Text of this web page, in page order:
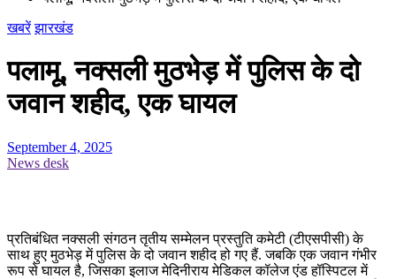
खबरें झारखंड
पलामू, नक्सली मुठभेड़ में पुलिस के दो
जवान शहीद, एक घायल
September 4, 2025
News desk
प्रतिबंधित नक्सली संगठन तृतीय सम्मेलन प्रस्तुति कमेटी (टीएसपीसी) के
साथ हुए मुठभेड़ में पुलिस के दो जवान शहीद हो गए हैं. जबकि एक जवान गंभीर
रूप से घायल है, जिसका इलाज मेदिनीराय मेडिकल कॉलेज एंड हॉस्पिटल में